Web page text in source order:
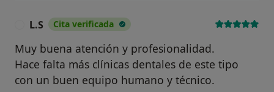
L.S Cita verificada
Muy buena atención y profesionalidad.
Hace falta más clínicas dentales de este tipo
con un buen equipo humano y técnico.